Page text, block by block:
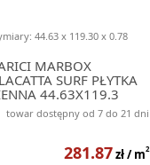
MARBOX
SURF PŁYTKA
44.63X119.3
44.63 x 119.30 x 0.78
towar dostępny od 7 do 21 dni
281.87zł / m2